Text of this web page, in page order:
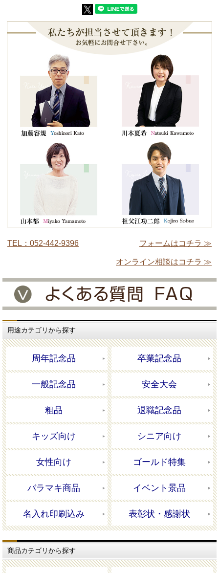
TEL：052-442-9396 フォームはコチラ ≫
オンライン相談はコチラ ≫
用途カテゴリから探す
周年記念品 卒業記念品
一般記念品 安全大会
粗品 退職記念品
キッズ向け シニア向け
女性向け ゴールド特集
バラマキ商品 イベント景品
名入れ印刷込み 表彰状・感謝状
商品カテゴリから探す